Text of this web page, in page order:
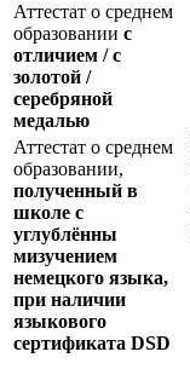
Аттестат о среднем
образовании с
отличием / с
золотой /
серебряной
медалью
Аттестат о среднем
образовании,
полученный в
школе с
углублённы
мизучением
немецкого языка,
при наличии
языкового
сертификата DSD